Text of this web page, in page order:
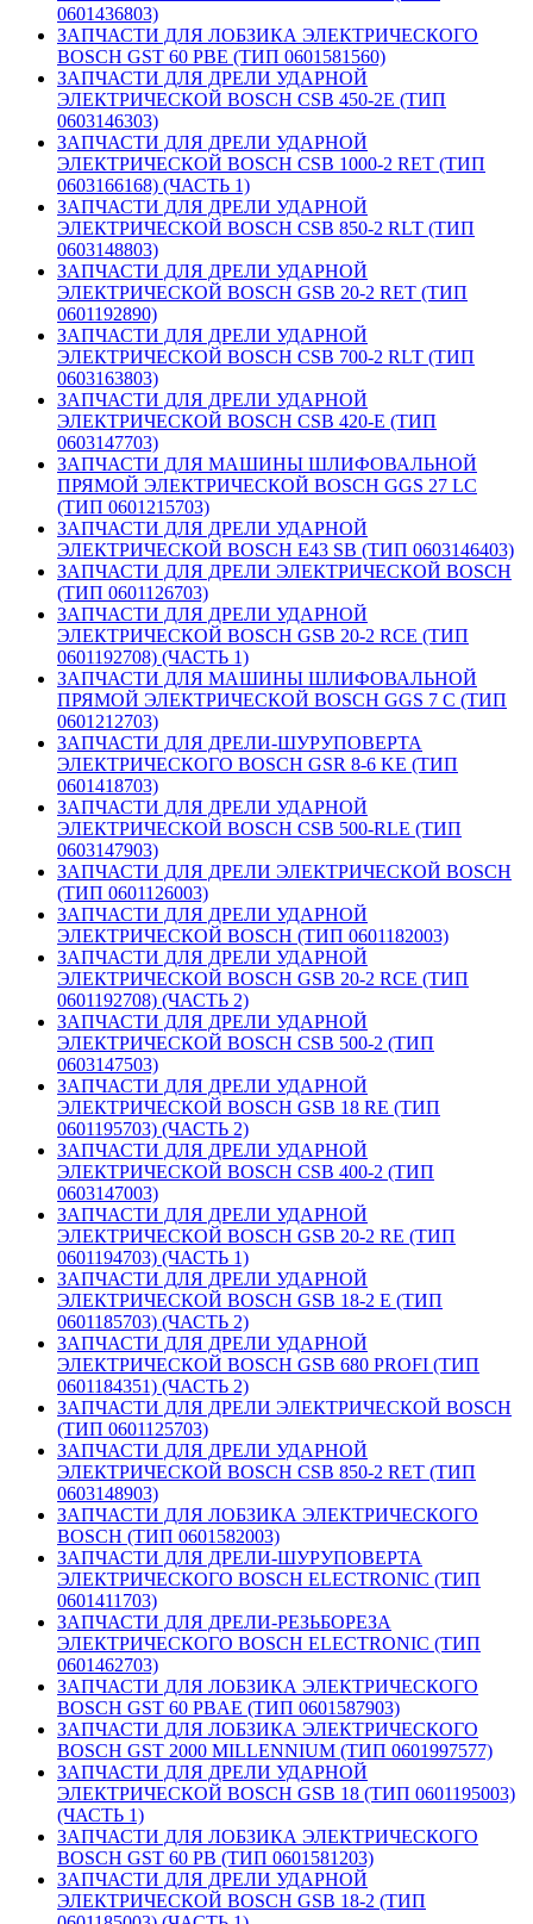
0601436803)
ЗАПЧАСТИ ДЛЯ ЛОБЗИКА ЭЛЕКТРИЧЕСКОГО
BOSCH GST 60 PBE (ТИП 0601581560)
ЗАПЧАСТИ ДЛЯ ДРЕЛИ УДАРНОЙ
ЭЛЕКТРИЧЕСКОЙ BOSCH CSB 450-2E (ТИП
0603146303)
ЗАПЧАСТИ ДЛЯ ДРЕЛИ УДАРНОЙ
ЭЛЕКТРИЧЕСКОЙ BOSCH CSB 1000-2 RET (ТИП
0603166168) (ЧАСТЬ 1)
ЗАПЧАСТИ ДЛЯ ДРЕЛИ УДАРНОЙ
ЭЛЕКТРИЧЕСКОЙ BOSCH CSB 850-2 RLT (ТИП
0603148803)
ЗАПЧАСТИ ДЛЯ ДРЕЛИ УДАРНОЙ
ЭЛЕКТРИЧЕСКОЙ BOSCH GSB 20-2 RET (ТИП
0601192890)
ЗАПЧАСТИ ДЛЯ ДРЕЛИ УДАРНОЙ
ЭЛЕКТРИЧЕСКОЙ BOSCH CSB 700-2 RLT (ТИП
0603163803)
ЗАПЧАСТИ ДЛЯ ДРЕЛИ УДАРНОЙ
ЭЛЕКТРИЧЕСКОЙ BOSCH CSB 420-E (ТИП
0603147703)
ЗАПЧАСТИ ДЛЯ МАШИНЫ ШЛИФОВАЛЬНОЙ
ПРЯМОЙ ЭЛЕКТРИЧЕСКОЙ BOSCH GGS 27 LC
(ТИП 0601215703)
ЗАПЧАСТИ ДЛЯ ДРЕЛИ УДАРНОЙ
ЭЛЕКТРИЧЕСКОЙ BOSCH E43 SB (ТИП 0603146403)
ЗАПЧАСТИ ДЛЯ ДРЕЛИ ЭЛЕКТРИЧЕСКОЙ BOSCH
(ТИП 0601126703)
ЗАПЧАСТИ ДЛЯ ДРЕЛИ УДАРНОЙ
ЭЛЕКТРИЧЕСКОЙ BOSCH GSB 20-2 RCE (ТИП
0601192708) (ЧАСТЬ 1)
ЗАПЧАСТИ ДЛЯ МАШИНЫ ШЛИФОВАЛЬНОЙ
ПРЯМОЙ ЭЛЕКТРИЧЕСКОЙ BOSCH GGS 7 C (ТИП
0601212703)
ЗАПЧАСТИ ДЛЯ ДРЕЛИ-ШУРУПОВЕРТА
ЭЛЕКТРИЧЕСКОГО BOSCH GSR 8-6 KE (ТИП
0601418703)
ЗАПЧАСТИ ДЛЯ ДРЕЛИ УДАРНОЙ
ЭЛЕКТРИЧЕСКОЙ BOSCH CSB 500-RLE (ТИП
0603147903)
ЗАПЧАСТИ ДЛЯ ДРЕЛИ ЭЛЕКТРИЧЕСКОЙ BOSCH
(ТИП 0601126003)
ЗАПЧАСТИ ДЛЯ ДРЕЛИ УДАРНОЙ
ЭЛЕКТРИЧЕСКОЙ BOSCH (ТИП 0601182003)
ЗАПЧАСТИ ДЛЯ ДРЕЛИ УДАРНОЙ
ЭЛЕКТРИЧЕСКОЙ BOSCH GSB 20-2 RCE (ТИП
0601192708) (ЧАСТЬ 2)
ЗАПЧАСТИ ДЛЯ ДРЕЛИ УДАРНОЙ
ЭЛЕКТРИЧЕСКОЙ BOSCH CSB 500-2 (ТИП
0603147503)
ЗАПЧАСТИ ДЛЯ ДРЕЛИ УДАРНОЙ
ЭЛЕКТРИЧЕСКОЙ BOSCH GSB 18 RE (ТИП
0601195703) (ЧАСТЬ 2)
ЗАПЧАСТИ ДЛЯ ДРЕЛИ УДАРНОЙ
ЭЛЕКТРИЧЕСКОЙ BOSCH CSB 400-2 (ТИП
0603147003)
ЗАПЧАСТИ ДЛЯ ДРЕЛИ УДАРНОЙ
ЭЛЕКТРИЧЕСКОЙ BOSCH GSB 20-2 RE (ТИП
0601194703) (ЧАСТЬ 1)
ЗАПЧАСТИ ДЛЯ ДРЕЛИ УДАРНОЙ
ЭЛЕКТРИЧЕСКОЙ BOSCH GSB 18-2 E (ТИП
0601185703) (ЧАСТЬ 2)
ЗАПЧАСТИ ДЛЯ ДРЕЛИ УДАРНОЙ
ЭЛЕКТРИЧЕСКОЙ BOSCH GSB 680 PROFI (ТИП
0601184351) (ЧАСТЬ 2)
ЗАПЧАСТИ ДЛЯ ДРЕЛИ ЭЛЕКТРИЧЕСКОЙ BOSCH
(ТИП 0601125703)
ЗАПЧАСТИ ДЛЯ ДРЕЛИ УДАРНОЙ
ЭЛЕКТРИЧЕСКОЙ BOSCH CSB 850-2 RET (ТИП
0603148903)
ЗАПЧАСТИ ДЛЯ ЛОБЗИКА ЭЛЕКТРИЧЕСКОГО
BOSCH (ТИП 0601582003)
ЗАПЧАСТИ ДЛЯ ДРЕЛИ-ШУРУПОВЕРТА
ЭЛЕКТРИЧЕСКОГО BOSCH ELECTRONIC (ТИП
0601411703)
ЗАПЧАСТИ ДЛЯ ДРЕЛИ-РЕЗЬБОРЕЗА
ЭЛЕКТРИЧЕСКОГО BOSCH ELECTRONIC (ТИП
0601462703)
ЗАПЧАСТИ ДЛЯ ЛОБЗИКА ЭЛЕКТРИЧЕСКОГО
BOSCH GST 60 PBAE (ТИП 0601587903)
ЗАПЧАСТИ ДЛЯ ЛОБЗИКА ЭЛЕКТРИЧЕСКОГО
BOSCH GST 2000 MILLENNIUM (ТИП 0601997577)
ЗАПЧАСТИ ДЛЯ ДРЕЛИ УДАРНОЙ
ЭЛЕКТРИЧЕСКОЙ BOSCH GSB 18 (ТИП 0601195003)
(ЧАСТЬ 1)
ЗАПЧАСТИ ДЛЯ ЛОБЗИКА ЭЛЕКТРИЧЕСКОГО
BOSCH GST 60 PB (ТИП 0601581203)
ЗАПЧАСТИ ДЛЯ ДРЕЛИ УДАРНОЙ
ЭЛЕКТРИЧЕСКОЙ BOSCH GSB 18-2 (ТИП